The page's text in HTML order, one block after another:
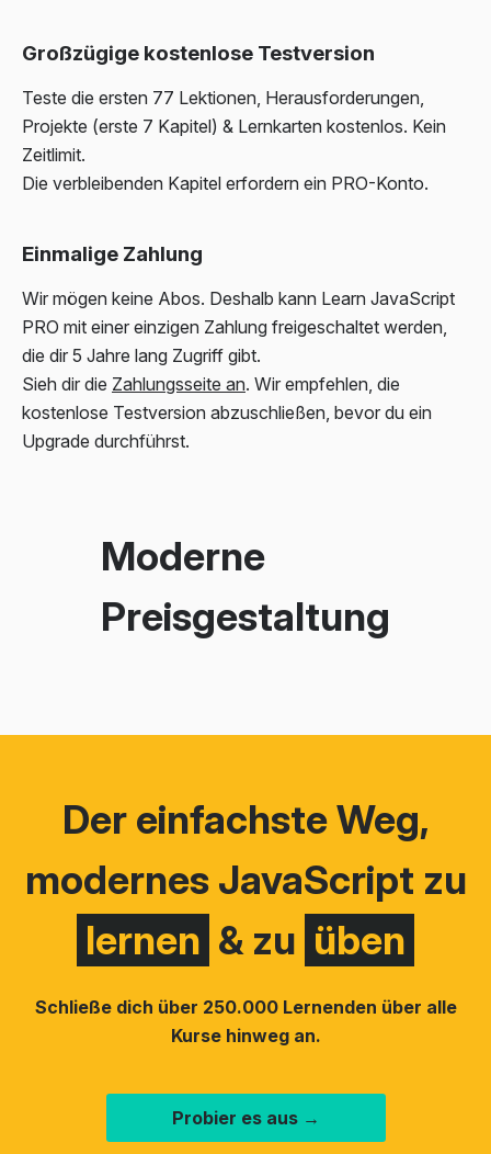
Moderne
Preisgestaltung
Großzügige kostenlose Testversion
Teste die ersten 77 Lektionen, Herausforderungen,
Projekte (erste 7 Kapitel) & Lernkarten kostenlos. Kein
Zeitlimit.
Die verbleibenden Kapitel erfordern ein PRO-Konto.
Einmalige Zahlung
Wir mögen keine Abos. Deshalb kann Learn JavaScript
PRO mit einer einzigen Zahlung freigeschaltet werden,
die dir 5 Jahre lang Zugriff gibt.
Sieh dir die Zahlungsseite an. Wir empfehlen, die
kostenlose Testversion abzuschließen, bevor du ein
Upgrade durchführst.
Der einfachste Weg,
modernes JavaScript zu
lernen & zu üben
Schließe dich über 250.000 Lernenden über alle
Kurse hinweg an.
Probier es aus →